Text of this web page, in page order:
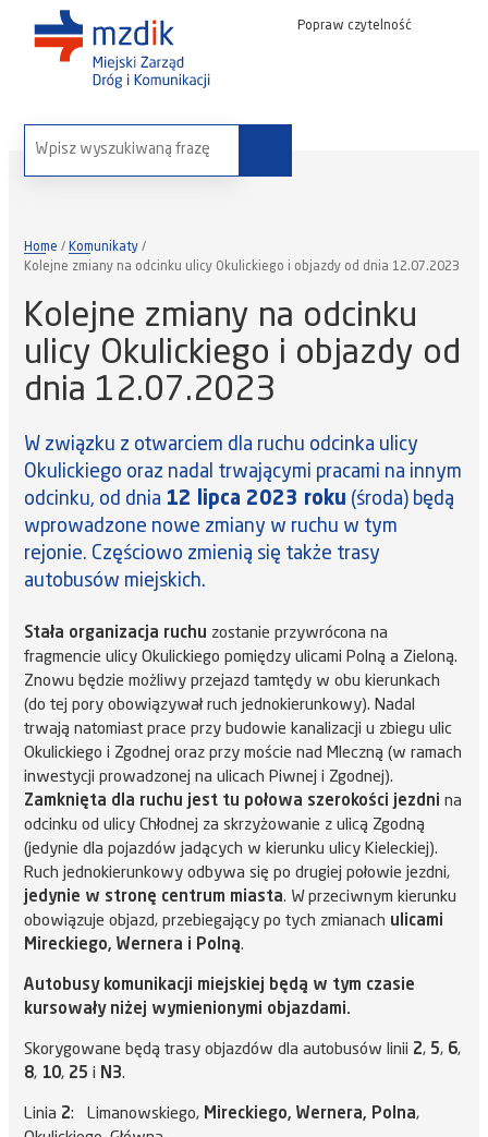
Popraw czytelność
wyszukaj na stronie:
Home
Komunikaty
Kolejne zmiany na odcinku ulicy Okulickiego i objazdy od dnia 12.07.2023
Kolejne zmiany na odcinku
ulicy Okulickiego i objazdy od
dnia 12.07.2023
W związku z otwarciem dla ruchu odcinka ulicy
Okulickiego oraz nadal trwającymi pracami na innym
odcinku, od dnia 12 lipca 2023 roku (środa) będą
wprowadzone nowe zmiany w ruchu w tym
rejonie. Częściowo zmienią się także trasy
autobusów miejskich.
Stała organizacja ruchu zostanie przywrócona na
fragmencie ulicy Okulickiego pomiędzy ulicami Polną a Zieloną.
Znowu będzie możliwy przejazd tamtędy w obu kierunkach
(do tej pory obowiązywał ruch jednokierunkowy). Nadal
trwają natomiast prace przy budowie kanalizacji u zbiegu ulic
Okulickiego i Zgodnej oraz przy moście nad Mleczną (w ramach
inwestycji prowadzonej na ulicach Piwnej i Zgodnej).
Zamknięta dla ruchu jest tu połowa szerokości jezdni na
odcinku od ulicy Chłodnej za skrzyżowanie z ulicą Zgodną
(jedynie dla pojazdów jadących w kierunku ulicy Kieleckiej).
Ruch jednokierunkowy odbywa się po drugiej połowie jezdni,
jedynie w stronę centrum miasta. W przeciwnym kierunku
obowiązuje objazd, przebiegający po tych zmianach ulicami
Mireckiego, Wernera i Polną.
Autobusy komunikacji miejskiej będą w tym czasie
kursowały niżej wymienionymi objazdami.
Skorygowane będą trasy objazdów dla autobusów linii 2, 5, 6,
8, 10, 25 i N3.
Linia 2: Limanowskiego, Mireckiego, Wernera, Polna,